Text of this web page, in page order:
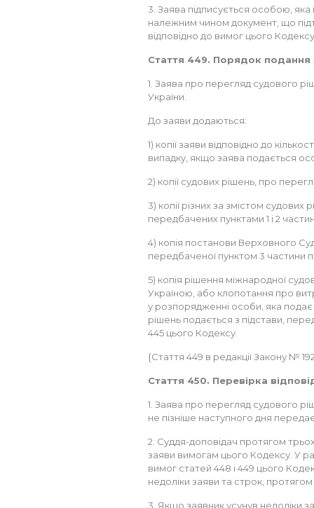
3. Заява підписується особою,
належним чином документ, що
відповідно до вимог цього
Стаття 449. Порядок подання
1. Заява про перегляд судового
України.
До заяви додаються:
1) копії заяви відповідно до
випадку, якщо заява подається
2) копії судових рішень, про
3) копії різних за змістом
передбачених пунктами 1 і 2
4) копія постанови Верховного
передбаченої пунктом 3 частини
5) копія рішення міжнародної
Україною, або клопотання про
у розпорядженні особи, яка
рішень подається з підстави,
445 цього Кодексу.
{Стаття 449 в редакції Закону №
Стаття 450. Перевірка
1. Заява про перегляд судового
не пізніше наступного дня
2. Суддя-доповідач протягом трьох
заяви вимогам цього Кодексу. У
вимог статей 448 і 449 цього
недоліки заяви та строк, протягом
3. Якщо заявник усунув недоліки